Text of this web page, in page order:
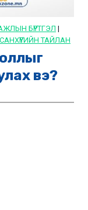
БҮРТГЭЛ |
ТАЙЛАН
вэ?